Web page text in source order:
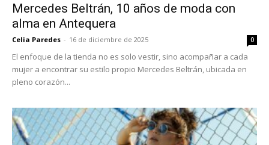
Mercedes Beltrán, 10 años de moda con
alma en Antequera
Celia Paredes - 16 de diciembre de 2025 0
El enfoque de la tienda no es solo vestir, sino acompañar a cada
mujer a encontrar su estilo propio Mercedes Beltrán, ubicada en
pleno corazón...